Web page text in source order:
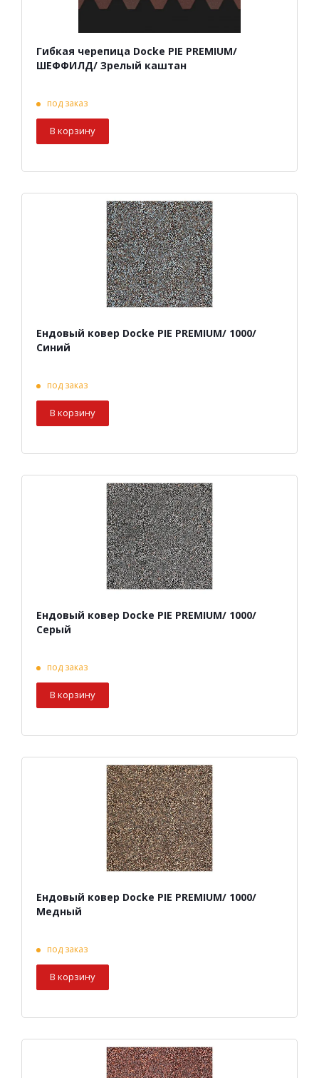
Гибкая черепица Docke PIE PREMIUM/
ШЕФФИЛД/ Зрелый каштан
под заказ
В корзину
Ендовый ковер Docke PIE PREMIUM/ 1000/
Синий
под заказ
В корзину
Ендовый ковер Docke PIE PREMIUM/ 1000/
Серый
под заказ
В корзину
Ендовый ковер Docke PIE PREMIUM/ 1000/
Медный
под заказ
В корзину